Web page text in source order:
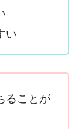
い
ることが